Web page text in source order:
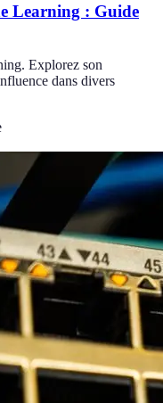
Learning : Guide
Explorez son
dans divers